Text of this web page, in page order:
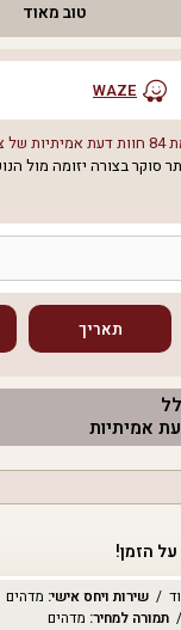
טוב מאוד
WAZE
84 חוות דעת אמיתיות של
סוקר בצורה יזומה מול
תאריך
אמיתיות
הזמן!
שירות ויחס אישי: מדהים
תמורה למחיר: מדהים